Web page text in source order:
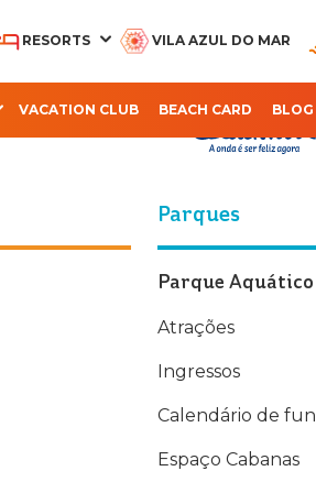
RESORTS VILA AZUL DO MAR
VACATION CLUB BEACH CARD BLOG
RESORT
Parques
Parque Aquático
Atrações
Ingressos
Calendário de
Espaço Cabanas